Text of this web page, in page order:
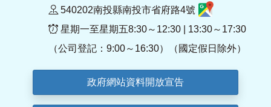
540202南投縣南投市省府路4號
星期一至星期五8:30～12:30 | 13:30～17:30
（公司登記：9:00～16:30）（國定假日除外）
政府網站資料開放宣告